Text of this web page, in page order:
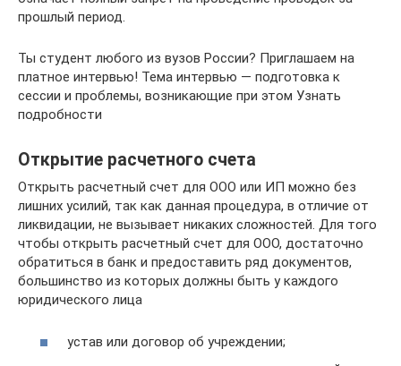
прошлый период.
Ты студент любого из вузов России? Приглашаем на
платное интервью! Тема интервью — подготовка к
сессии и проблемы, возникающие при этом Узнать
подробности
Открытие расчетного счета
Открыть расчетный счет для ООО или ИП можно без
лишних усилий, так как данная процедура, в отличие от
ликвидации, не вызывает никаких сложностей. Для того
чтобы открыть расчетный счет для ООО, достаточно
обратиться в банк и предоставить ряд документов,
большинство из которых должны быть у каждого
юридического лица
устав или договор об учреждении;